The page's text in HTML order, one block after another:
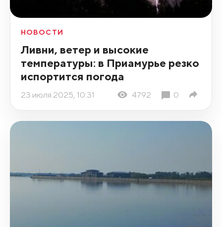
НОВОСТИ
Ливни, ветер и высокие
температуры: в Приамурье резко
испортится погода
23 июля 2025, 10:31 4792 0